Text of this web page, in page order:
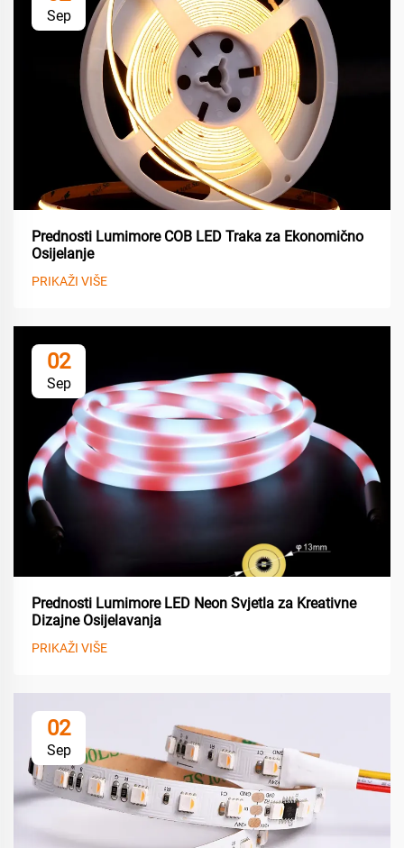
Sep
Prednosti Lumimore COB LED Traka za Ekonomično
Osijelanje
PRIKAŽI VIŠE
02
Sep
Prednosti Lumimore LED Neon Svjetla za Kreativne
Dizajne Osijelavanja
PRIKAŽI VIŠE
02
Sep